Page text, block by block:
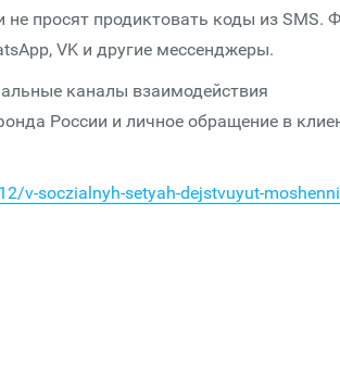
не просят продиктовать коды из SMS.
VK и другие мессенджеры.
каналы взаимодействия
России и личное обращение в
v-soczialnyh-setyah-dejstvuyut-